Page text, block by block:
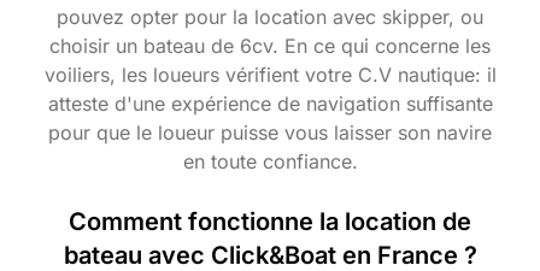
pouvez opter pour la location avec skipper, ou
choisir un bateau de 6cv. En ce qui concerne les
voiliers, les loueurs vérifient votre C.V nautique: il
atteste d'une expérience de navigation suffisante
pour que le loueur puisse vous laisser son navire
en toute confiance.
Comment fonctionne la location de
bateau avec Click&Boat en France ?